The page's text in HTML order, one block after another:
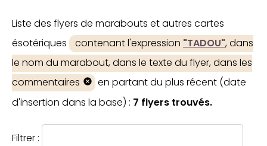
Liste des flyers de marabouts et autres cartes
ésotériques
contenant l'expression "TADOU", dans
le nom du marabout, dans le texte du flyer, dans les
commentaires
en partant du plus récent (date
d'insertion dans la base) : 7 flyers trouvés.
Filtrer :